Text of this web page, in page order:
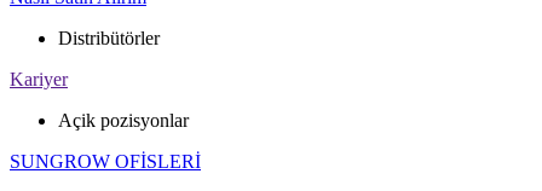
Distribütörler
Kariyer
Açik pozisyonlar
SUNGROW OFİSLERİ